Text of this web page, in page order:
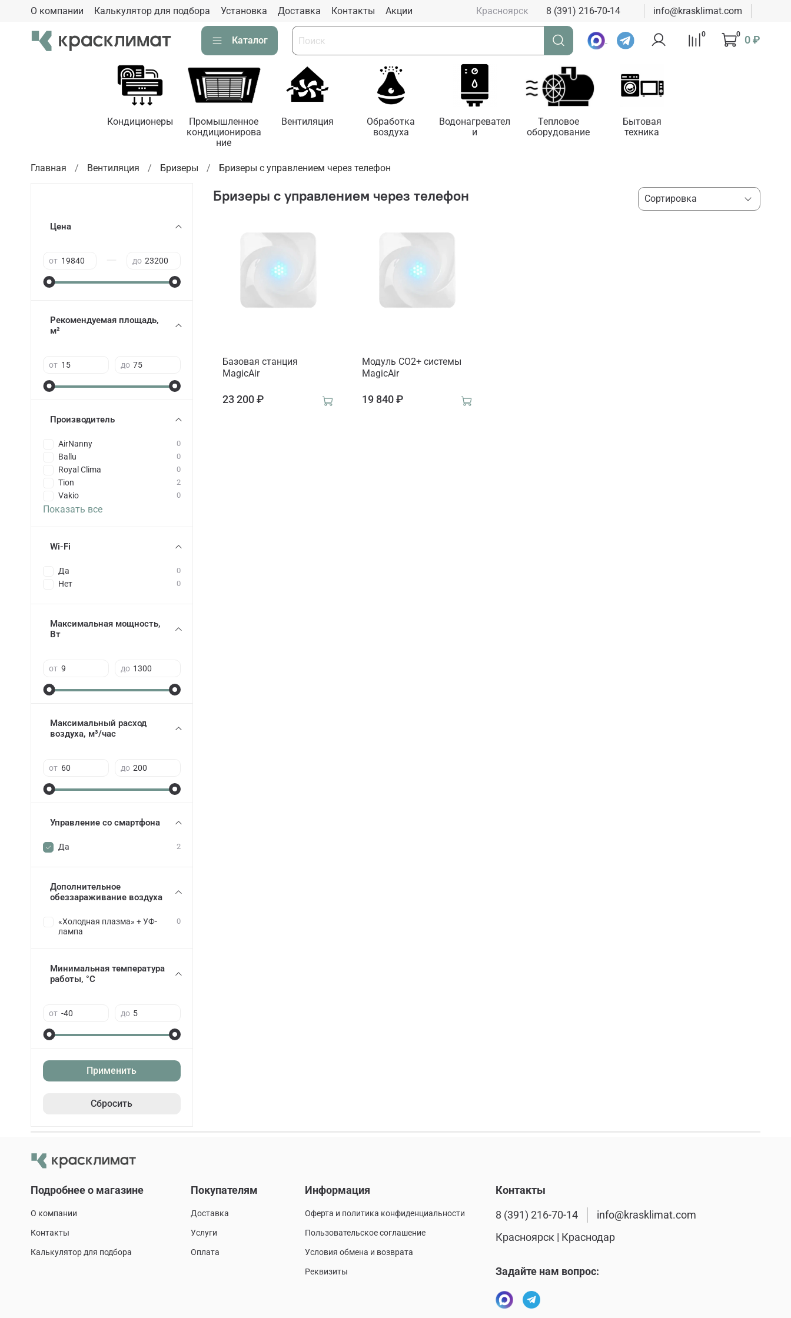
О компании Калькулятор для подбора Установка Доставка Контакты Aкции Красноярск 8 (391) 216-70-14 info@krasklimat.com
Каталог
0 0 0 ₽
Кондиционеры
Промышленное
кондиционирова
ние
Вентиляция
Обработка
воздуха
Водонагревател
и
Тепловое
оборудование
Бытовая
техника
Главная Вентиляция Бризеры Бризеры с управлением через телефон
Бризеры с управлением через телефон
Базовая станция
MagicAir
23 200 ₽
Модуль СО2+ системы
MagicAir
19 840 ₽
Цена
от до
Рекомендуемая площадь,
м²
от до
Производитель
AirNanny 0
Ballu 0
Royal Clima 0
Tion 2
Vakio 0
Показать все
Wi-Fi
Да 0
Нет 0
Максимальная мощность,
Вт
от до
Максимальный расход
воздуха, м³/час
от до
Управление со смартфона
Да 2
Дополнительное
обеззараживание воздуха
«Холодная плазма» + УФ-
лампа
0
Минимальная температура
работы, °C
от до
Применить
Сбросить
Подробнее о магазине
О компании
Контакты
Калькулятор для подбора
Покупателям
Доставка
Услуги
Оплата
Информация
Оферта и политика конфиденциальности
Пользовательское соглашение
Условия обмена и возврата
Реквизиты
Контакты
8 (391) 216-70-14
info@krasklimat.com
Красноярск | Краснодар
Задайте нам вопрос: